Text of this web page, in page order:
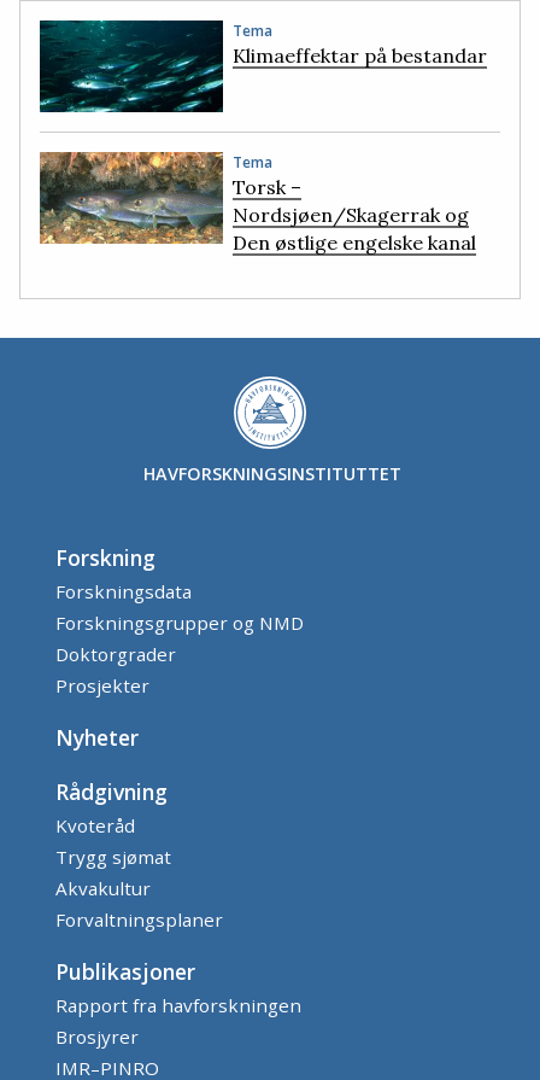
Tema
Klimaeffektar på bestandar
Tema
Torsk –
Nordsjøen/Skagerrak og
Den østlige engelske kanal
HAVFORSKNINGSINSTITUTTET
Forskning
Forskningsdata
Forskningsgrupper og NMD
Doktorgrader
Prosjekter
Nyheter
Rådgivning
Kvoteråd
Trygg sjømat
Akvakultur
Forvaltningsplaner
Publikasjoner
Rapport fra havforskningen
Brosjyrer
IMR–PINRO